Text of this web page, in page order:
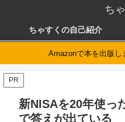
ち
ちゃすくの自己紹介
Amazonで本を出版し
PR
新NISAを20年使っ
で答えが出ている